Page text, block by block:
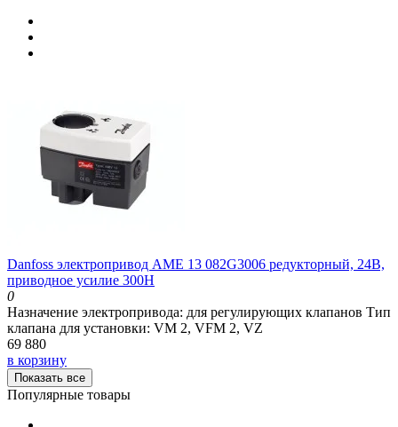
Danfoss электропривод AME 13 082G3006 редукторный, 24В,
приводное усилие 300Н
0
Назначение электропривода: для регулирующих клапанов Тип
клапана для установки: VM 2, VFM 2, VZ
69 880
в корзину
Показать все
Популярные товары